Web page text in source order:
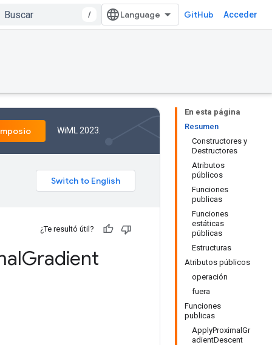
/ GitHub Acceder
En esta página
Resumen
Constructores y
Destructores
Atributos
públicos
Funciones
publicas
Funciones
estáticas
públicas
Estructuras
Atributos públicos
operación
fuera
Funciones
publicas
ApplyProximalGr
adientDescent
WiML 2023.
¿Te resultó útil?
Gradient